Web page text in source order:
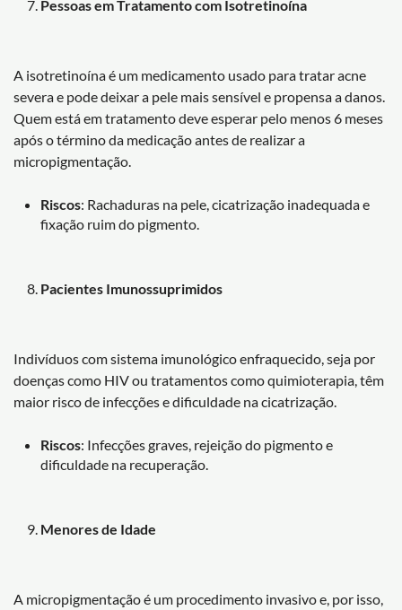
Pessoas em Tratamento com Isotretinoína
A isotretinoína é um medicamento usado para tratar acne
severa e pode deixar a pele mais sensível e propensa a danos.
Quem está em tratamento deve esperar pelo menos 6 meses
após o término da medicação antes de realizar a
micropigmentação.
Riscos: Rachaduras na pele, cicatrização inadequada e
fixação ruim do pigmento.
Pacientes Imunossuprimidos
Indivíduos com sistema imunológico enfraquecido, seja por
doenças como HIV ou tratamentos como quimioterapia, têm
maior risco de infecções e dificuldade na cicatrização.
Riscos: Infecções graves, rejeição do pigmento e
dificuldade na recuperação.
Menores de Idade
A micropigmentação é um procedimento invasivo e, por isso,